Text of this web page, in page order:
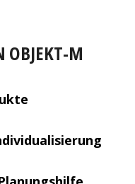
OBJEKT-M